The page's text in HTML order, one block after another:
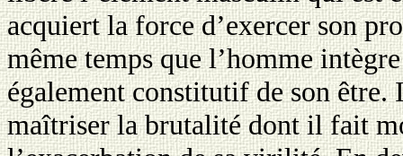
acquiert la force d’exercer son
même temps que l’homme
également constitutif de son
maîtriser la brutalité dont il fait